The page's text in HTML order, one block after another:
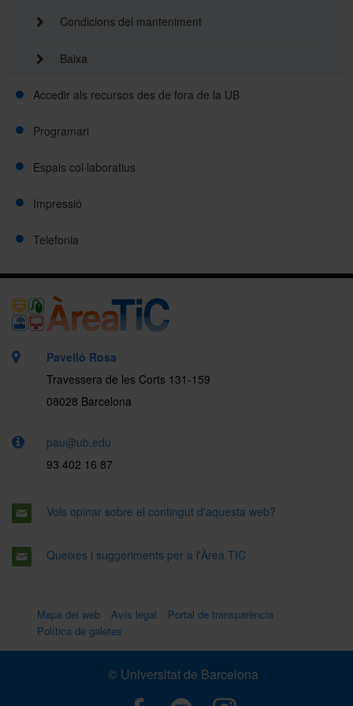
Condicions del manteniment
Baixa
Accedir als recursos des de fora de la UB
Programari
Espais col·laboratius
Impressió
Telefonia
Pavelló Rosa
Travessera de les Corts 131-159
08028 Barcelona
pau@ub.edu
93 402 16 87
Vols opinar sobre el contingut d'aquesta web?
Queixes i suggeriments per a l'Àrea TIC
Mapa del web Avís legal
Portal de transparència
Política de galetes
© Universitat de Barcelona